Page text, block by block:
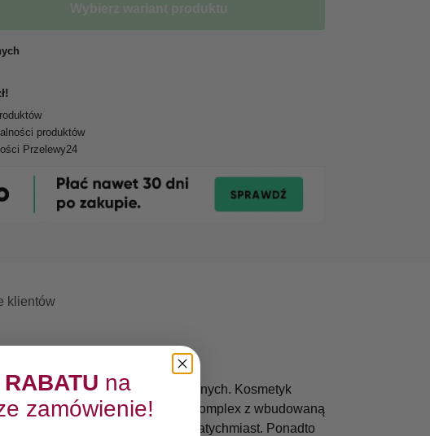
Wybierz wariant produktu
produktów
Przelewy24
klientów
naturalnych, grubych i opornych. Kosmetyk
na technologii microPROtec complex z wbudowaną
odżywienia jest odczuwalny natychmiast. Ponadto
na
zamówienie!